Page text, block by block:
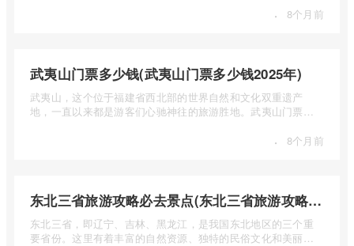
· 8个月前
武夷山门票多少钱(武夷山门票多少钱2025年)
武夷山，这个位于福建省西北部的世界自然和文化双重遗产
地，一直以来都是游客们心驰神往的旅游胜地。武夷山门票多
· 8个月前
东北三省旅游攻略必去景点(东北三省旅游攻略必去景点视频介绍)
东北三省，即辽宁、吉林、黑龙江，是我国东北地区的三个重
要省份。这里有着丰富的自然资源、独特的民俗文化和美丽的